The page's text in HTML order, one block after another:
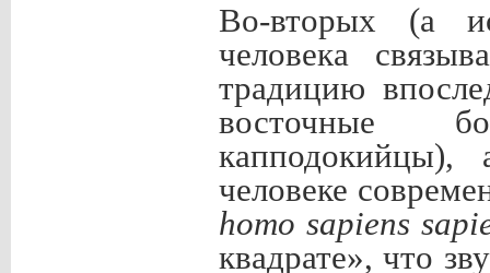
Во-вторых (а
человека
традицию
восточные
человеке
homo sapiens
квадрате», что